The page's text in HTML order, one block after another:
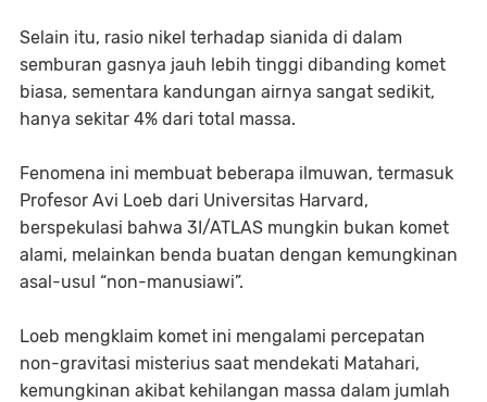
Selain itu, rasio nikel terhadap sianida di dalam
semburan gasnya jauh lebih tinggi dibanding komet
biasa, sementara kandungan airnya sangat sedikit,
hanya sekitar 4% dari total massa.
Fenomena ini membuat beberapa ilmuwan, termasuk
Profesor Avi Loeb dari Universitas Harvard,
berspekulasi bahwa 3I/ATLAS mungkin bukan komet
alami, melainkan benda buatan dengan kemungkinan
asal-usul “non-manusiawi”.
Loeb mengklaim komet ini mengalami percepatan
non-gravitasi misterius saat mendekati Matahari,
kemungkinan akibat kehilangan massa dalam jumlah